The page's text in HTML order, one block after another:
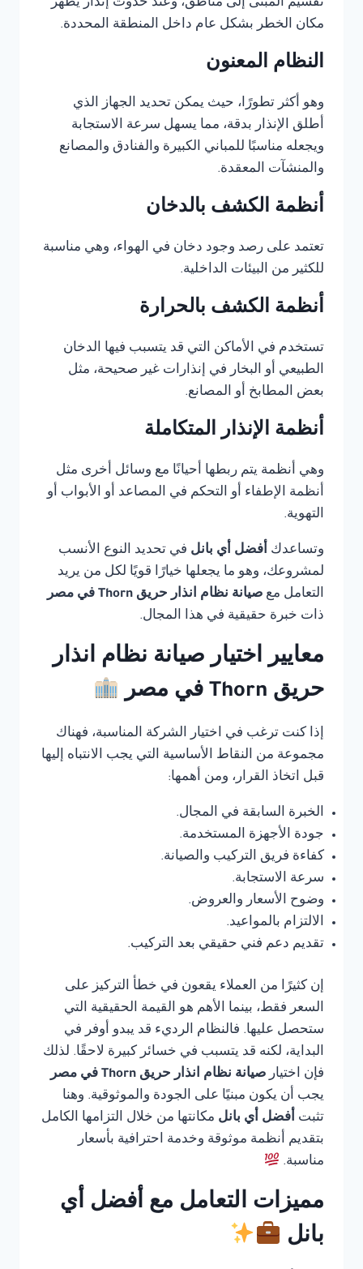
تقسيم المبنى إلى مناطق، وعند حدوث إنذار يظهر
مكان الخطر بشكل عام داخل المنطقة المحددة.
النظام المعنون
وهو أكثر تطورًا، حيث يمكن تحديد الجهاز الذي
أطلق الإنذار بدقة، مما يسهل سرعة الاستجابة
ويجعله مناسبًا للمباني الكبيرة والفنادق والمصانع
والمنشآت المعقدة.
أنظمة الكشف بالدخان
تعتمد على رصد وجود دخان في الهواء، وهي مناسبة
للكثير من البيئات الداخلية.
أنظمة الكشف بالحرارة
تستخدم في الأماكن التي قد يتسبب فيها الدخان
الطبيعي أو البخار في إنذارات غير صحيحة، مثل
بعض المطابخ أو المصانع.
أنظمة الإنذار المتكاملة
وهي أنظمة يتم ربطها أحيانًا مع وسائل أخرى مثل
أنظمة الإطفاء أو التحكم في المصاعد أو الأبواب أو
التهوية.
وتساعدك أفضل أي بانل في تحديد النوع الأنسب
لمشروعك، وهو ما يجعلها خيارًا قويًا لكل من يريد
التعامل مع صيانة نظام انذار حريق Thorn في مصر
ذات خبرة حقيقية في هذا المجال.
معايير اختيار صيانة نظام انذار
حريق Thorn في مصر
إذا كنت ترغب في اختيار الشركة المناسبة، فهناك
مجموعة من النقاط الأساسية التي يجب الانتباه إليها
قبل اتخاذ القرار، ومن أهمها:
الخبرة السابقة في المجال.
جودة الأجهزة المستخدمة.
كفاءة فريق التركيب والصيانة.
سرعة الاستجابة.
وضوح الأسعار والعروض.
الالتزام بالمواعيد.
تقديم دعم فني حقيقي بعد التركيب.
إن كثيرًا من العملاء يقعون في خطأ التركيز على
السعر فقط، بينما الأهم هو القيمة الحقيقية التي
ستحصل عليها. فالنظام الرديء قد يبدو أوفر في
البداية، لكنه قد يتسبب في خسائر كبيرة لاحقًا. لذلك
فإن اختيار صيانة نظام انذار حريق Thorn في مصر
يجب أن يكون مبنيًا على الجودة والموثوقية. وهنا
تثبت أفضل أي بانل مكانتها من خلال التزامها الكامل
بتقديم أنظمة موثوقة وخدمة احترافية بأسعار
مناسبة.
مميزات التعامل مع أفضل أي
بانل